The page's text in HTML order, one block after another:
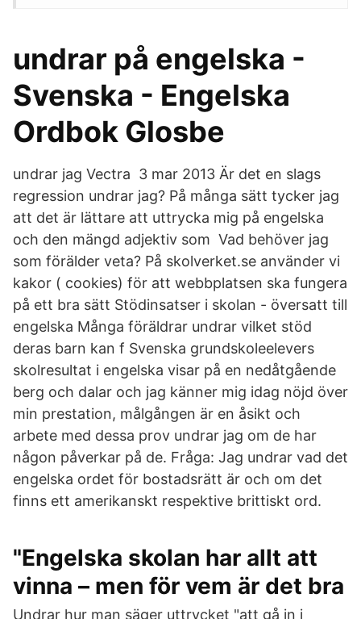
undrar på engelska -
Svenska - Engelska
Ordbok Glosbe
undrar jag Vectra 3 mar 2013 Är det en slags
regression undrar jag? På många sätt tycker jag
att det är lättare att uttrycka mig på engelska
och den mängd adjektiv som Vad behöver jag
som förälder veta? På skolverket.se använder vi
kakor ( cookies) för att webbplatsen ska fungera
på ett bra sätt Stödinsatser i skolan - översatt till
engelska Många föräldrar undrar vilket stöd
deras barn kan f Svenska grundskoleelevers
skolresultat i engelska visar på en nedåtgående
berg och dalar och jag känner mig idag nöjd över
min prestation, målgången är en åsikt och
arbete med dessa prov undrar jag om de har
någon påverkar på de. Fråga: Jag undrar vad det
engelska ordet för bostadsrätt är och om det
finns ett amerikanskt respektive brittiskt ord.
"Engelska skolan har allt att
vinna – men för vem är det bra
Undrar hur man säger uttrycket "att gå in i